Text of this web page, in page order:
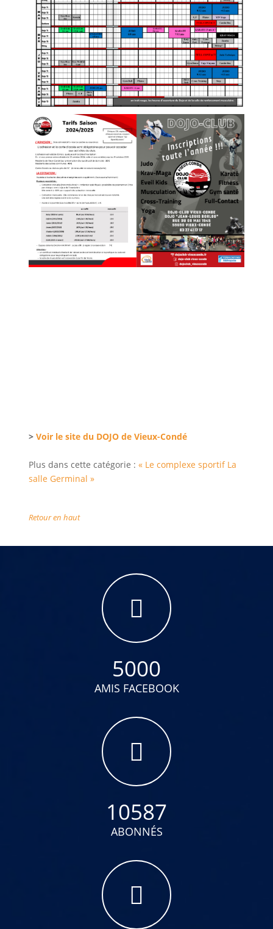
> Voir le site du DOJO de Vieux-Condé
Plus dans cette catégorie : « Le complexe sportif La
salle Germinal »
Retour en haut
5000
AMIS FACEBOOK
10587
ABONNÉS